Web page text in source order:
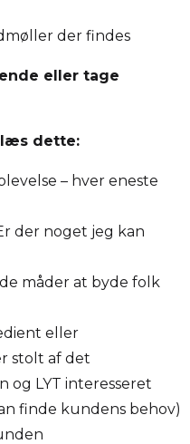
der findes
eller tage
læs dette:
– hver eneste
der noget jeg kan
måder at byde folk
eller
stolt af det
og LYT interesseret
finde kundens behov)